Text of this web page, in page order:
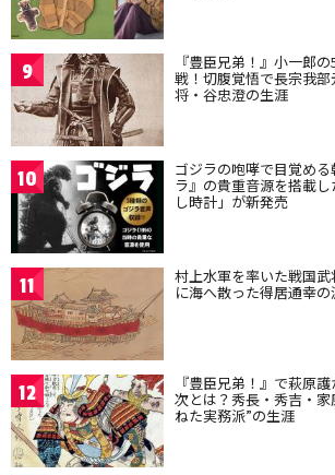
9 『豊臣兄弟！』小一郎
戦！切腹覚悟で長宗我
将・谷忠澄の生涯
10 ゴジラの咆哮で目覚め
ラ』の貴重音源を搭載
し時計」が新発売
11 村上水軍を率いた戦国
に海へ散った得居通幸
12 『豊臣兄弟！』で萩原
次とは？秀長・秀吉・
ねた実務派”の生涯